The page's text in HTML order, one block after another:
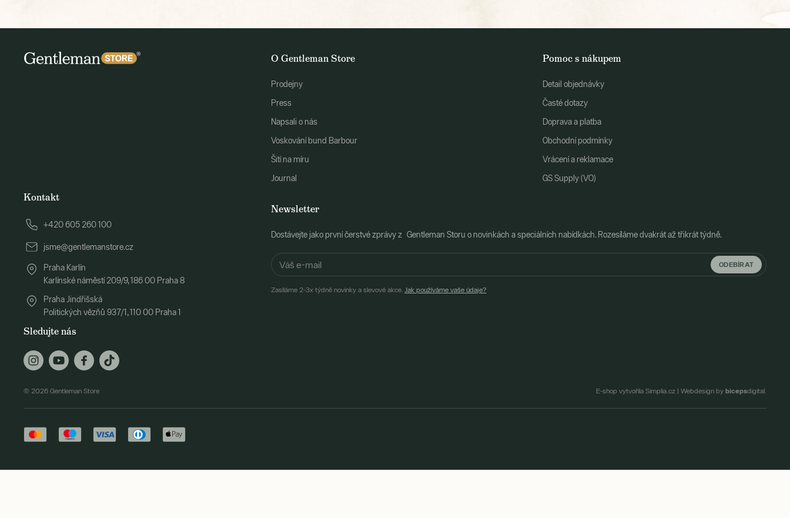
O Gentleman Store
Prodejny
Press
Napsali o nás
Voskování bund Barbour
Šití na míru
Journal
Pomoc s nákupem
Detail objednávky
Časté dotazy
Doprava a platba
Obchodní podmínky
Vrácení a reklamace
GS Supply (VO)
Newsletter
Dostávejte jako první čerstvé zprávy z Gentleman Storu o novinkách a speciálních nabídkách. Rozesíláme dvakrát až třikrát týdně.
ODEBÍRAT
Zasíláme 2-3x týdně novinky a slevové akce. Jak používáme vaše údaje?
Kontakt
+420 605 260 100
jsme@gentlemanstore.cz
Praha Karlín
Karlínské náměstí 209/9, 186 00 Praha 8
Praha Jindřišská
Politických vězňů 937/1, 110 00 Praha 1
Sledujte nás
© 2026 Gentleman Store E-shop vytvořila Simplia.cz | Webdesign by bicepsdigital.